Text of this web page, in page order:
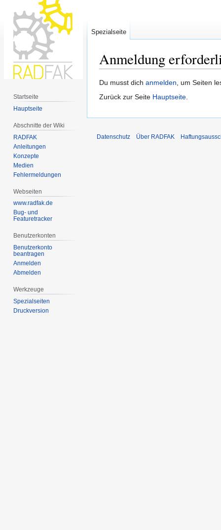
Anmeldung
Zur
Navigation
Zur
Suche
Du musst dich anmelden, um Seiten
Zurück zur Seite Hauptseite.
Spezialseite
Startseite
Hauptseite
Abschnitte der Wiki
RADFAK
Anleitungen
Konzepte
Medien
Fehlermeldungen
Webseiten
www.radfak.de
Bug- und
Featuretracker
Benutzerkonten
Benutzerkonto
beantragen
Anmelden
Abmelden
Werkzeuge
Spezialseiten
Druckversion
Datenschutz Über RADFAK